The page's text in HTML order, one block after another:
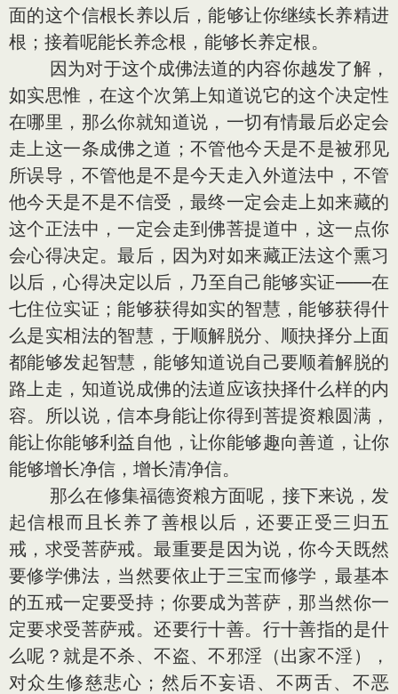
面的这个信根长养以后，能够让你继续长养精进
根；接着呢能长养念根，能够长养定根。
因为对于这个成佛法道的内容你越发了解，
如实思惟，在这个次第上知道说它的这个决定性
在哪里，那么你就知道说，一切有情最后必定会
走上这一条成佛之道；不管他今天是不是被邪见
所误导，不管他是不是今天走入外道法中，不管
他今天是不是不信受，最终一定会走上如来藏的
这个正法中，一定会走到佛菩提道中，这一点你
会心得决定。最后，因为对如来藏正法这个熏习
以后，心得决定以后，乃至自己能够实证——在
七住位实证；能够获得如实的智慧，能够获得什
么是实相法的智慧，于顺解脱分、顺抉择分上面
都能够发起智慧，能够知道说自己要顺着解脱的
路上走，知道说成佛的法道应该抉择什么样的内
容。所以说，信本身能让你得到菩提资粮圆满，
能让你能够利益自他，让你能够趣向善道，让你
能够增长净信，增长清净信。
那么在修集福德资粮方面呢，接下来说，发
起信根而且长养了善根以后，还要正受三归五
戒，求受菩萨戒。最重要是因为说，你今天既然
要修学佛法，当然要依止于三宝而修学，最基本
的五戒一定要受持；你要成为菩萨，那当然你一
定要求受菩萨戒。还要行十善。行十善指的是什
么呢？就是不杀、不盗、不邪淫（出家不淫），
对众生修慈悲心；然后不妄语、不两舌、不恶